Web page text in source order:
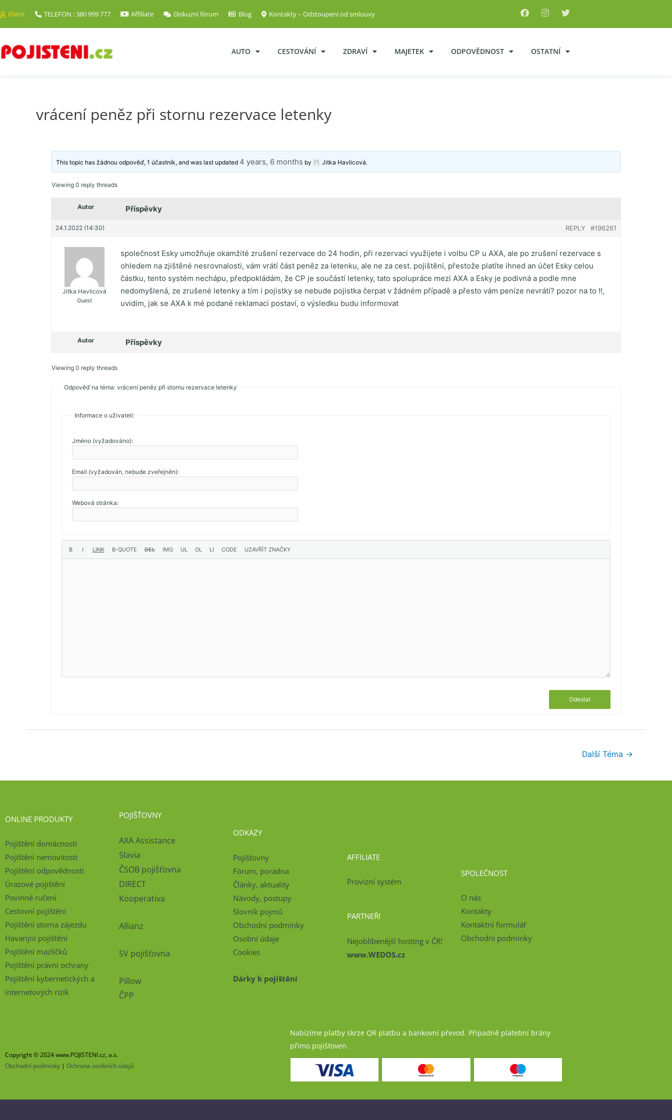
Klient TELEFON : 380 999 777 Affiliate Diskuzní fórum Blog Kontakty – Odstoupení od smlouvy
AUTO CESTOVÁNÍ ZDRAVÍ MAJETEK ODPOVĚDNOST OSTATNÍ
vrácení peněz při stornu rezervace letenky
This topic has žádnou odpověď, 1 účastník, and was last updated 4 years, 6 months by Jitka Havlicová.
Viewing 0 reply threads
Autor Příspěvky
24.1.2022 (14:30) #196261
REPLY
Jitka Havlicová
Guest
společnost Esky umožňuje okamžité zrušení rezervace do 24 hodin, při rezervaci využijete i volbu CP u AXA, ale po zrušení rezervace s
ohledem na zjištěné nesrovnalosti, vám vrátí část peněz za letenku, ale ne za cest. pojištění, přestože platíte ihned an účet Esky celou
částku, tento systém nechápu, předpokládám, že CP je součástí letenky, tato spolupráce mezi AXA a Esky je podivná a podle mne
nedomyšlená, ze zrušené letenky a tím i pojistky se nebude pojistka čerpat v žádném případě a přesto vám peníze nevrátí? pozor na to !!,
uvidím, jak se AXA k mé podané reklamaci postaví, o výsledku budu informovat
Autor Příspěvky
Viewing 0 reply threads
Odpověď na téma: vrácení peněz při stornu rezervace letenky
Informace o uživateli:
Jméno (vyžadováno):
Email (vyžadován, nebude zveřejněn):
Webová stránka:
Odeslat
Další Téma →
ONLINE PRODUKTY
Pojištění domácnosti
Pojištění nemovitosti
Pojištění odpovědnosti
Úrazové pojištění
Povinné ručení
Cestovní pojištění
Pojištění storna zájezdu
Havarijní pojištění
Pojištění mazlíčků
Pojištění právní ochrany
Pojištění kybernetických a
internetových rizik
POJIŠŤOVNY
AXA Assistance
Slavia
ČSOB pojišťovna
DIRECT
Kooperativa
Allianz
SV pojišťovna
Pillow
ČPP
ODKAZY
Pojišťovny
Fórum, poradna
Články, aktuality
Návody, postupy
Slovník pojmů
Obchodní podmínky
Osobní údaje
Cookies
Dárky k pojištění
AFFILIATE
Provizní systém
PARTNEŘI
Nejoblíbenější hosting v ČR!
www.WEDOS.cz
SPOLEČNOST
O nás
Kontakty
Kontaktní formulář
Obchodní podmínky
Copyright © 2024 www.POJISTENI.cz, a.s.
Obchodní podmínky | Ochrana osobních údajů
Nabízíme platby skrze QR platbu a bankovní převod. Případně platební brány
přímo pojišťoven.